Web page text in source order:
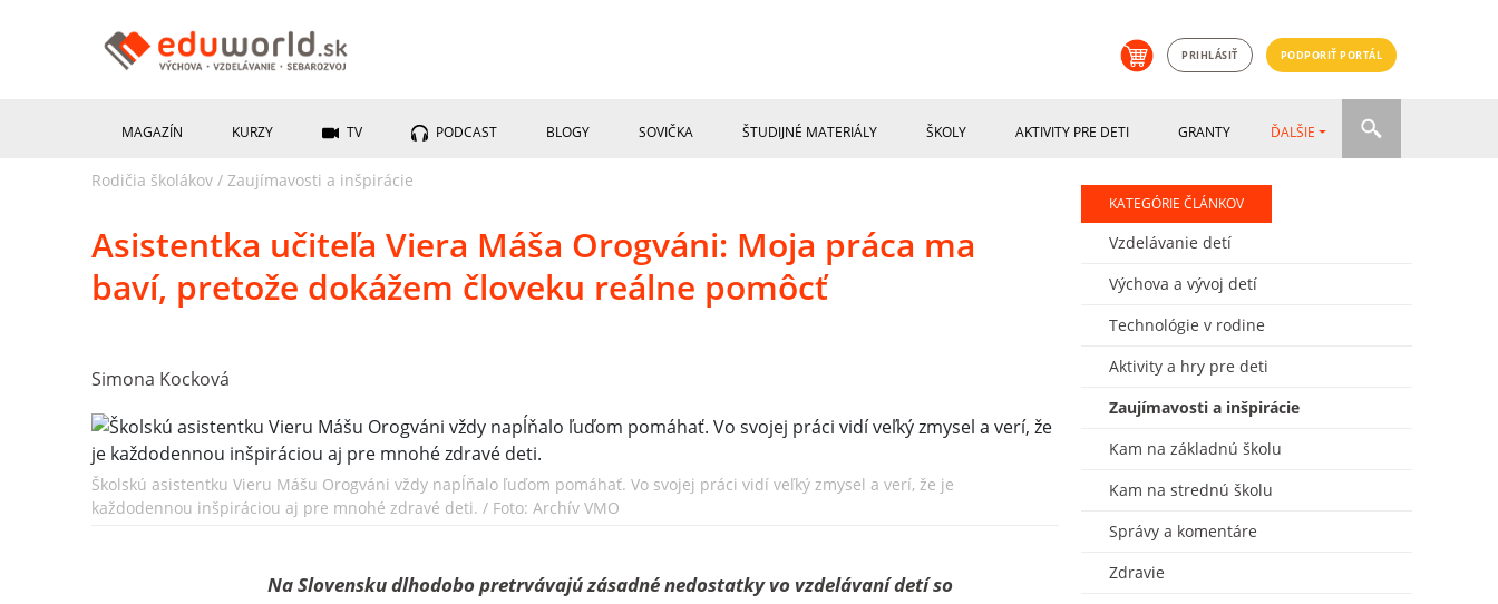
PRIHLÁSIŤ PODPORIŤ PORTÁL
MAGAZÍN KURZY TV PODCAST BLOGY SOVIČKA ŠTUDIJNÉ MATERIÁLY ŠKOLY AKTIVITY PRE DETI GRANTY ĎALŠIE
Rodičia školákov / Zaujímavosti a inšpirácie
Asistentka učiteľa Viera Máša Orogváni: Moja práca ma
baví, pretože dokážem človeku reálne pomôcť
Simona Kocková
Školskú asistentku Vieru Mášu Orogváni vždy napĺňalo ľuďom pomáhať. Vo svojej práci vidí veľký zmysel a verí, že je
každodennou inšpiráciou aj pre mnohé zdravé deti. / Foto: Archív VMO
Na Slovensku dlhodobo pretrvávajú zásadné nedostatky vo vzdelávaní detí so
KATEGÓRIE ČLÁNKOV
Vzdelávanie detí
Výchova a vývoj detí
Technológie v rodine
Aktivity a hry pre deti
Zaujímavosti a inšpirácie
Kam na základnú školu
Kam na strednú školu
Správy a komentáre
Zdravie